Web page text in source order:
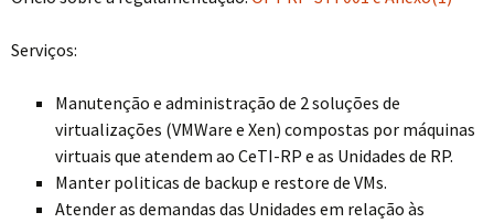
Serviços:
Manutenção e administração de 2 soluções de
virtualizações (VMWare e Xen) compostas por máquinas
virtuais que atendem ao CeTI-RP e as Unidades de RP.
Manter politicas de backup e restore de VMs.
Atender as demandas das Unidades em relação às